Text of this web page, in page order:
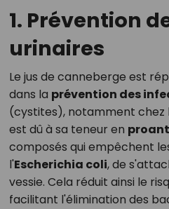
1. Prévention
urinaires
Le jus de canneberge est
dans la prévention des
(cystites), notamment chez
est dû à sa teneur en
composés qui empêchent
l'Escherichia coli, de
vessie. Cela réduit ainsi le
facilitant l'élimination des